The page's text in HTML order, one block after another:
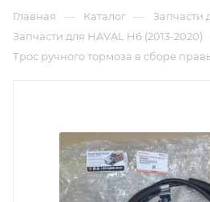
Главная — Каталог — Запчасти
Запчасти для HAVAL H6 (2013-2020)
Трос ручного тормоза в сборе